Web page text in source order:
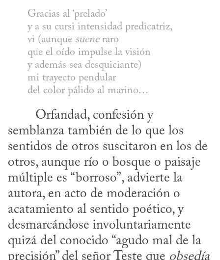
Gracias al ‘prelado’
y a su cursi intensidad predicatriz,
vi (aunque suene raro
que el oído impulse la visión
y además sea desquiciante)
mi trayecto pendular
del color pálido al marino…
semblanza también de lo que los
sentidos de otros suscitaron en los de
otros, aunque río o bosque o paisaje
múltiple es “borroso”, advierte la
autora, en acto de moderación o
acatamiento al sentido poético, y
desmarcándose involuntariamente
quizá del conocido “agudo mal de la
precisión” del señor Teste que obsedía